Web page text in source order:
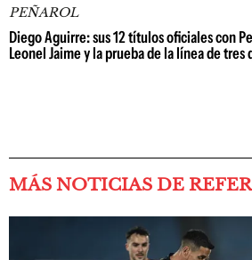
PEÑAROL
Diego Aguirre: sus 12 títulos oficiales con
Leonel Jaime y la prueba de la línea de
MÁS NOTICIAS DE